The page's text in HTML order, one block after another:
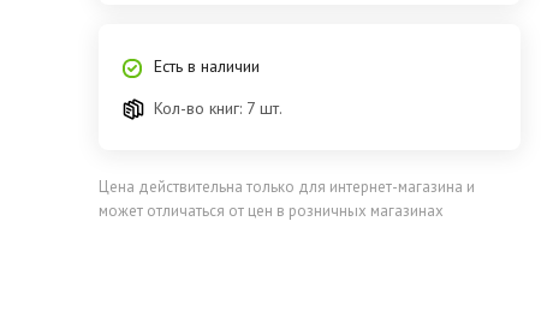
Есть в наличии
Кол-во книг: 7 шт.
Цена действительна только для интернет-магазина и
может отличаться от цен в розничных магазинах